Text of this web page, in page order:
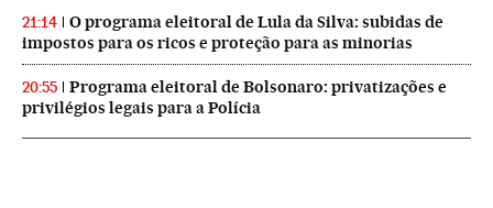
21:14
O programa eleitoral de Lula da Silva: subidas de
impostos para os ricos e proteção para as minorias
20:55
Programa eleitoral de Bolsonaro: privatizações e
privilégios legais para a Polícia